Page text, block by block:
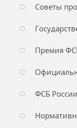
Советы
Премия
ФСБ